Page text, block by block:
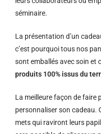
séminaire.
La présentation d’un
c’est pourquoi tous nos
sont emballés avec soin et
produits 100% issus du
La meilleure façon de faire
personnaliser son cadeau.
mets qui raviront leurs